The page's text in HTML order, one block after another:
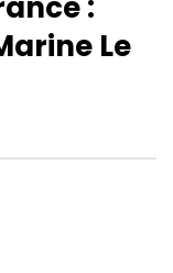
Le